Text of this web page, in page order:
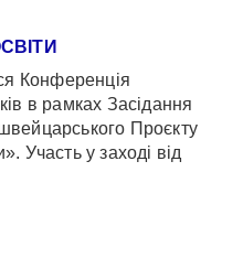
Конференція
в рамках Засідання
Проєкту
Участь у заході від